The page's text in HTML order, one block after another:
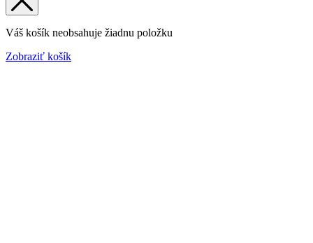
Váš košík neobsahuje žiadnu položku
Zobraziť košík